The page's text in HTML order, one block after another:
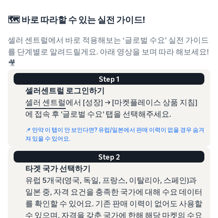
🗺️ 바로 따라할 수 있는 실전 가이드!
셀러 센트럴에서 바로 적용해보는 ‘글로벌 수요’ 실전 가이드
를 단계별로 알려드릴게요. 아래 영상을 보며 따라 해보세요!
🎥
Step 1
셀러센트럴 로그인하기
셀러 센트럴에서 [성장] → [마켓플레이스 상품 지침]
에 접속 후 '글로벌 수요' 탭을 선택해주세요.
📌 만약 이 탭이 안 보인다면? 유럽/일본에서 판매 이력이 없을 경우 숨겨
져 있을 수 있어요.
Step 2
타겟 국가 선택하기
유럽 5개국(영국, 독일, 프랑스, 이탈리아, 스페인)과
일본 중, 자격 요건을 충족한 국가에 대해 수요 데이터
를 확인할 수 있어요. 기존 판매 이력이 없어도 사용할
수 있으며, 자격을 갖춘 국가에 한해 해당 마켓의 수요